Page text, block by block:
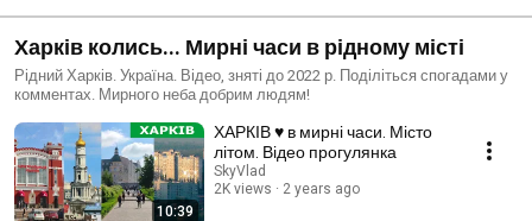
Харків колись... Мирні часи в рідному місті
Рідний Харків. Україна. Відео, зняті до 2022 р. Поділіться спогадами у
комментах. Мирного неба добрим людям!
10:39
ХАРКІВ ♥ в мирні часи. Місто
літом. Відео прогулянка
SkyVlad
2K views
2 years ago